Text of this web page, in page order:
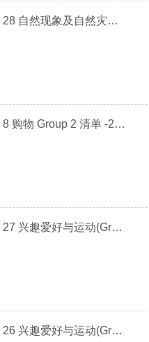
【28天突破】 2027年高考英语听力场景高频词汇 Day 28 自然现象及自然灾害 清单 -2027届高三英语一轮复习专项
【28天突破】 2027年高考英语听力场景高频词汇 Day 8 购物 Group 2 清单 -2027届高三英语一轮复习专项
【28天突破】 2027年高考英语听力场景高频词汇 Day 27 兴趣爱好与运动(Group 2) 清单-2027届高三英语一轮复习专项
【28天突破】 2027年高考英语听力场景高频词汇 Day 26 兴趣爱好与运动(Group 1) 清单-2027届高三英语一轮复习专项